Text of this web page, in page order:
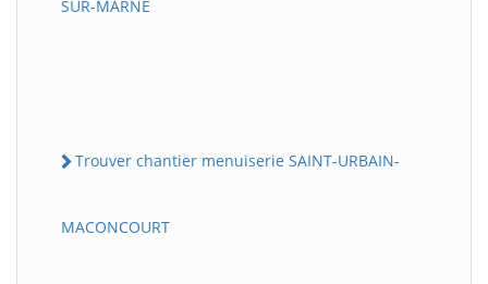
SUR-MARNE
Trouver chantier menuiserie SAINT-URBAIN-
MACONCOURT